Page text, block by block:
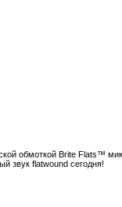
обмоткой Brite Flats™
звук flatwound сегодня!